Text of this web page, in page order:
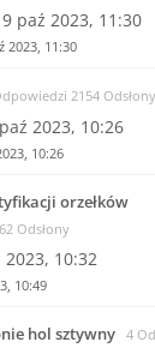
paź 2023, 11:30
2023, 11:30
2154 Odsłony
2023, 10:26
10:26
orzełków
Odsłony
10:32
10:49
hol sztywny 4